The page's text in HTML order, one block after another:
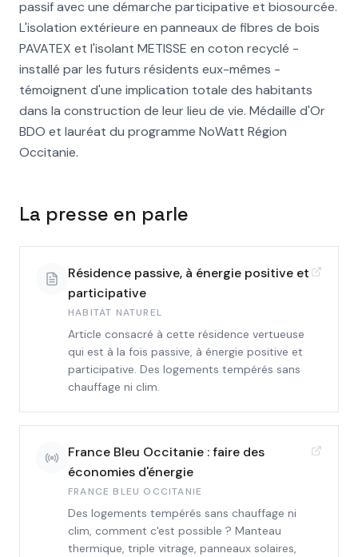
passif avec une démarche participative et biosourcée.
L'isolation extérieure en panneaux de fibres de bois
PAVATEX et l'isolant METISSE en coton recyclé -
installé par les futurs résidents eux-mêmes -
témoignent d'une implication totale des habitants
dans la construction de leur lieu de vie. Médaille d'Or
BDO et lauréat du programme NoWatt Région
Occitanie.
La presse en parle
Résidence passive, à énergie positive et
participative
HABITAT NATUREL
Article consacré à cette résidence vertueuse
qui est à la fois passive, à énergie positive et
participative. Des logements tempérés sans
chauffage ni clim.
France Bleu Occitanie : faire des
économies d'énergie
FRANCE BLEU OCCITANIE
Des logements tempérés sans chauffage ni
clim, comment c'est possible ? Manteau
thermique, triple vitrage, panneaux solaires,